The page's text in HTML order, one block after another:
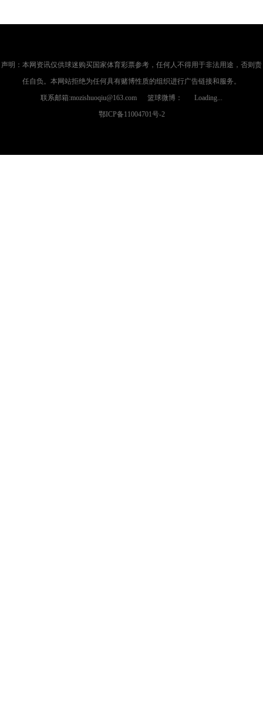
声明：本网资讯仅供球迷购买国家体育彩票参考，任何人不得用于非法用途，否则责
任自负。本网站拒绝为任何具有赌博性质的组织进行广告链接和服务。
联系邮箱:mozishuoqiu@163.com 篮球微博：
Loading...
鄂ICP备11004701号-2